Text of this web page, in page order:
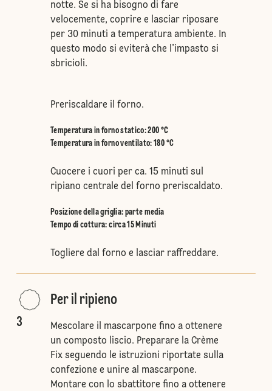
notte. Se si ha bisogno di fare
velocemente, coprire e lasciar riposare
per 30 minuti a temperatura ambiente. In
questo modo si eviterà che l’impasto si
sbricioli.
Preriscaldare il forno.
Temperatura in forno statico:200 °C
Temperatura in forno ventilato: 180 °C
Cuocere i cuori per ca. 15 minuti sul
ripiano centrale del forno preriscaldato.
Posizione della griglia: parte media
Tempo di cottura: circa 15 Minuti
Togliere dal forno e lasciar raffreddare.
3
Per il ripieno
Mescolare il mascarpone fino a ottenere
un composto liscio. Preparare la Crème
Fix seguendo le istruzioni riportate sulla
confezione e unire al mascarpone.
Montare con lo sbattitore fino a ottenere